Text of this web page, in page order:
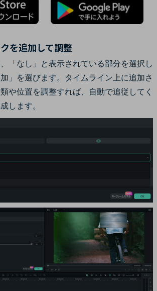
を追加して調整
「なし」と表示されている部分を選択し
」を選びます。タイムライン上に追加さ
や位置を調整すれば、自動で追従してく
します。